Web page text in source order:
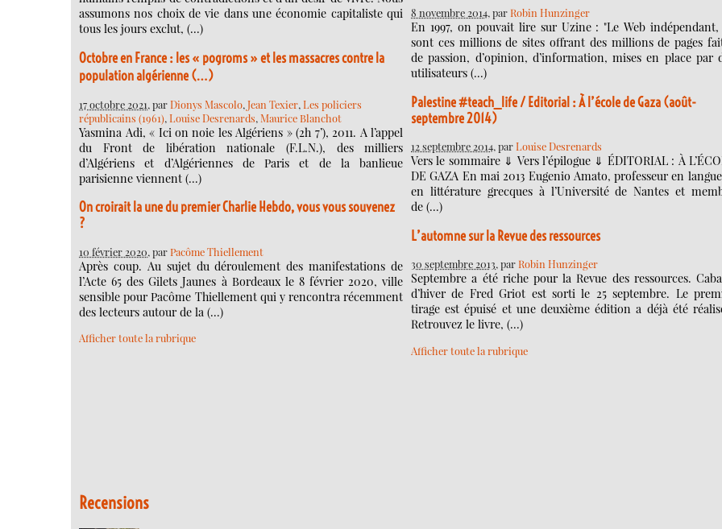
assumons nos choix de vie dans une économie capitaliste qui
tous les jours exclut, (…)
Octobre en France : les « pogroms » et les massacres contre la
population algérienne (…)
17 octobre 2021, parDionys Mascolo,Jean Texier,Les policiers
républicains (1961),Louise Desrenards,Maurice Blanchot
Yasmina Adi, « Ici on noie les Algériens » (2h 7’), 2011. A l’appel
du Front de libération nationale (F.L.N.), des milliers
d’Algériens et d’Algériennes de Paris et de la banlieue
parisienne viennent (…)
On croirait la une du premier Charlie Hebdo, vous vous souvenez
?
10 février 2020, parPacôme Thiellement
Après coup. Au sujet du déroulement des manifestations de
l’Acte 65 des Gilets Jaunes à Bordeaux le 8 février 2020, ville
sensible pour Pacôme Thiellement qui y rencontra récemment
des lecteurs autour de la (…)
Afficher toute la rubrique
8 novembre 2014, parRobin Hunzinger
En 1997, on pouvait lire sur Uzine : "Le Web indépendant,
sont ces millions de sites offrant des millions de pages
de passion, d’opinion, d’information, mises en place par
utilisateurs (…)
Palestine #teach_life / Editorial : À l’école de Gaza (août-
septembre 2014)
12 septembre 2014, parLouise Desrenards
Vers le sommaire ⇓ Vers l’épilogue ⇓ ÉDITORIAL : À
DE GAZA En mai 2013 Eugenio Amato, professeur en
en littérature grecques à l’Université de Nantes et
de (…)
L’automne sur la Revue des ressources
30 septembre 2013, parRobin Hunzinger
Septembre a été riche pour la Revue des ressources.
d’hiver de Fred Griot est sorti le 25 septembre. Le
tirage est épuisé et une deuxième édition a déjà été
Retrouvez le livre, (…)
Afficher toute la rubrique
Recensions